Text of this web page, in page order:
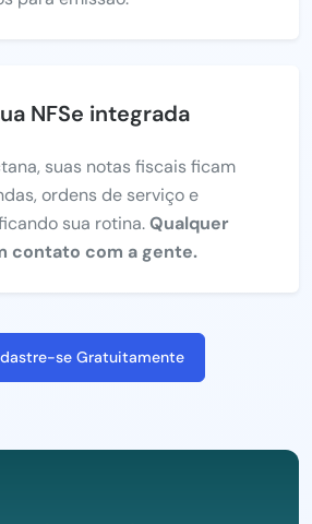
NFSe integrada
suas notas fiscais ficam
ordens de serviço e
sua rotina.Qualquer
contato com a gente.
se Gratuitamente